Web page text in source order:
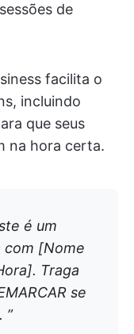
de
facilita o
incluindo
que seus
na hora certa.
é um
com [Nome
Traga
se
”